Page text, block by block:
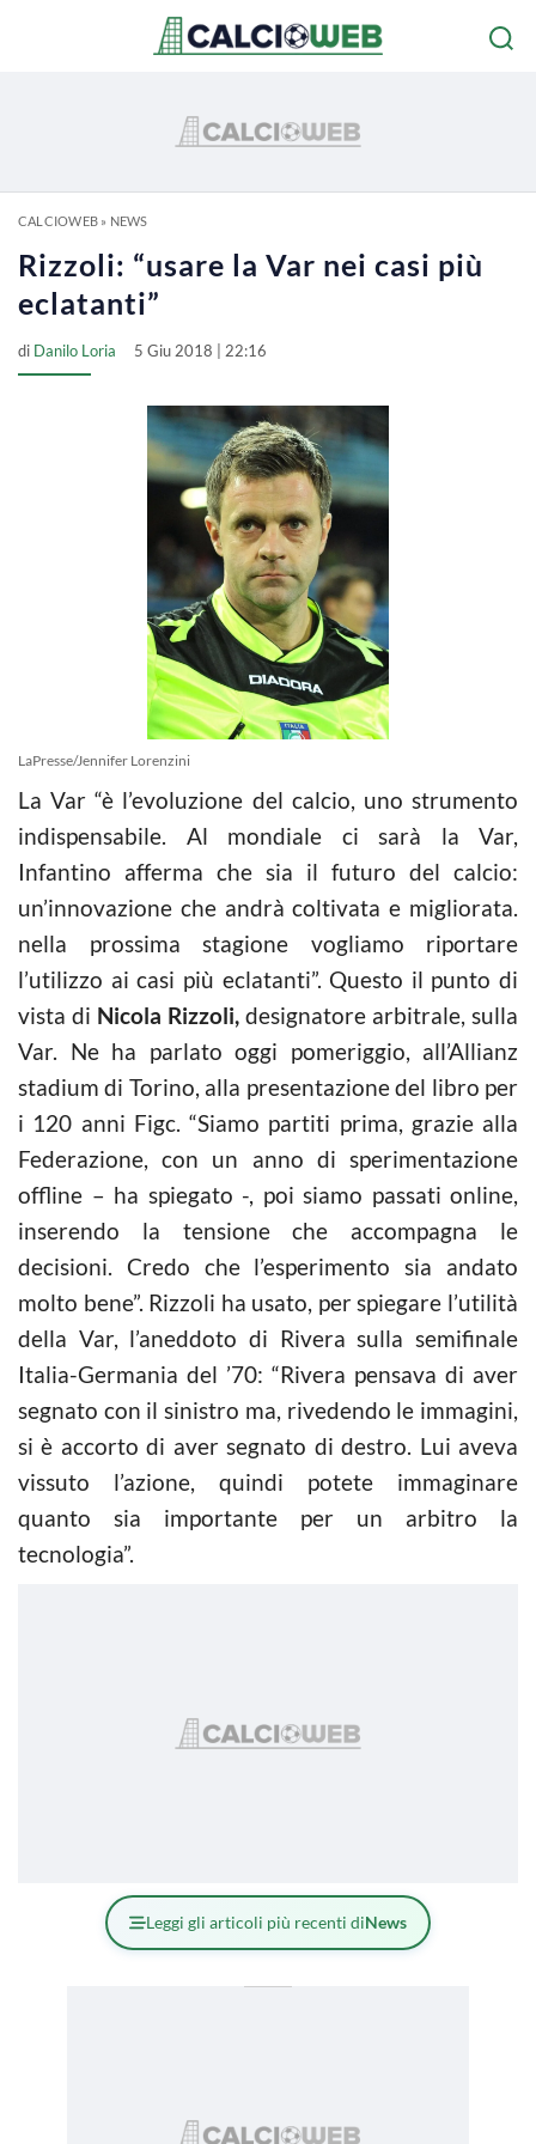
CALCIOWEB» NEWS
Rizzoli: “usare la Var nei casi più
eclatanti”
di Danilo Loria 5 Giu 2018 | 22:16
LaPresse/Jennifer Lorenzini
La Var “è l’evoluzione del calcio, uno strumento
indispensabile. Al mondiale ci sarà la Var,
Infantino afferma che sia il futuro del calcio:
un’innovazione che andrà coltivata e migliorata.
nella prossima stagione vogliamo riportare
l’utilizzo ai casi più eclatanti”. Questo il punto di
vista di Nicola Rizzoli, designatore arbitrale, sulla
Var. Ne ha parlato oggi pomeriggio, all’Allianz
stadium di Torino, alla presentazione del libro per
i 120 anni Figc. “Siamo partiti prima, grazie alla
Federazione, con un anno di sperimentazione
offline – ha spiegato -, poi siamo passati online,
inserendo la tensione che accompagna le
decisioni. Credo che l’esperimento sia andato
molto bene”. Rizzoli ha usato, per spiegare l’utilità
della Var, l’aneddoto di Rivera sulla semifinale
Italia-Germania del ’70: “Rivera pensava di aver
segnato con il sinistro ma, rivedendo le immagini,
si è accorto di aver segnato di destro. Lui aveva
vissuto l’azione, quindi potete immaginare
quanto sia importante per un arbitro la
tecnologia”.
Leggi gli articoli più recenti diNews